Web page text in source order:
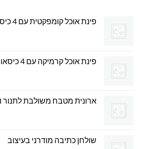
פינת אוכל קומפקטית עם 4 כיסאות מרופדים
פינת אוכל קרמיקה עם 4 כיסאות
ארונית מטבח משולבת לתנור
שולחן כתיבה מודרני בעיצוב